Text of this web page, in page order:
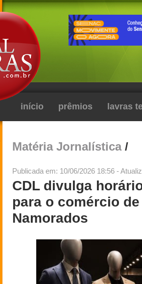
início prêmios lavras
Matéria Jornalística/
Publicada em: 10/06/2026 18:56 -
CDL divulga
para o comércio
Namorados